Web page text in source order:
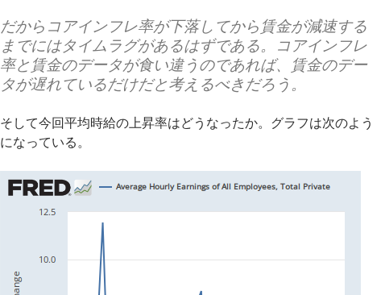
だからコアインフレ率が下落してから賃金が減速する
までにはタイムラグがあるはずである。コアインフレ
率と賃金のデータが食い違うのであれば、賃金のデー
タが遅れているだけだと考えるべきだろう。
そして今回平均時給の上昇率はどうなったか。グラフは次のよう
になっている。